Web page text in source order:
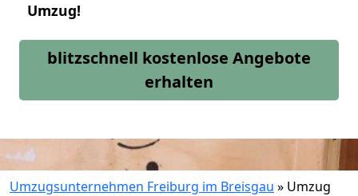
Umzug!
blitzschnell kostenlose Angebote
erhalten
Umzugsunternehmen Freiburg im Breisgau » Umzug